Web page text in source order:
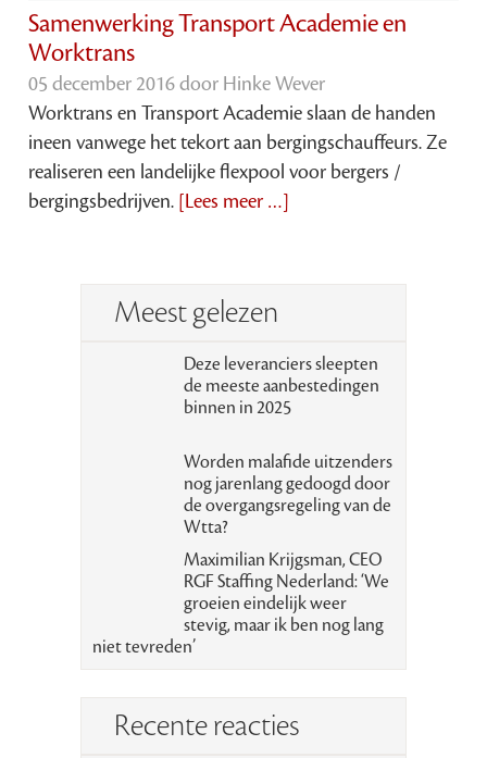
Samenwerking Transport Academie en
Worktrans
05 december 2016 door Hinke Wever
Worktrans en Transport Academie slaan de handen
ineen vanwege het tekort aan bergingschauffeurs. Ze
realiseren een landelijke flexpool voor bergers /
bergingsbedrijven. [Lees meer …]
Meest gelezen
Deze leveranciers sleepten
de meeste aanbestedingen
binnen in 2025
Worden malafide uitzenders
nog jarenlang gedoogd door
de overgangsregeling van de
Wtta?
Maximilian Krijgsman, CEO
RGF Staffing Nederland: ‘We
groeien eindelijk weer
stevig, maar ik ben nog lang
niet tevreden’
Recente reacties